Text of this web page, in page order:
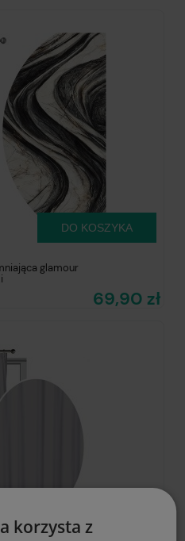
glamour
69,90 zł
DO KOSZYKA
korzysta z